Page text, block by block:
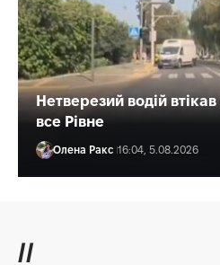
Нетверезий водій втікав
все Рівне
Олена Ракс 16:04, 5.08.2026
//